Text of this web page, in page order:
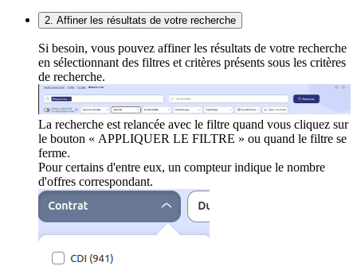
2. Affiner les résultats de votre recherche
Si besoin, vous pouvez affiner les résultats de votre recherche
en sélectionnant des filtres et critères présents sous les critères
de recherche.
La recherche est relancée avec le filtre quand vous cliquez sur
le bouton « APPLIQUER LE FILTRE » ou quand le filtre se
ferme.
Pour certains d'entre eux, un compteur indique le nombre
d'offres correspondant.